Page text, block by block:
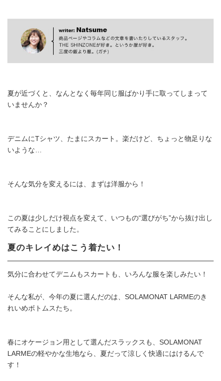
夏が近づくと、なんとなく毎年同じ服ばかり手に取ってしまって
いませんか？
デニムにTシャツ、たまにスカート。楽だけど、ちょっと物足りな
いような…
そんな気分を変えるには、まずは洋服から！
この夏は少しだけ視点を変えて、いつもの“選びがち”から抜け出し
てみることにしました。
夏のキレイめはこう着たい！
気分に合わせてデニムもスカートも、いろんな服を楽しみたい！
そんな私が、今年の夏に選んだのは、SOLAMONAT LARMEのき
れいめボトムスたち。
春にオケージョン用として選んだスラックスも、SOLAMONAT
LARMEの軽やかな生地なら、夏だって涼しく快適にはけるんで
す！